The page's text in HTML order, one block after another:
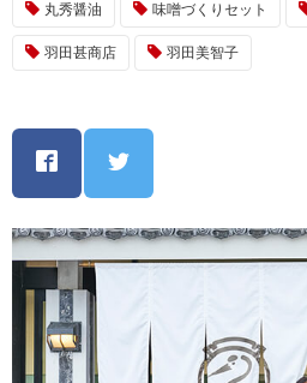
丸秀醤油 味噌づくりセット
羽田甚商店 羽田美智子